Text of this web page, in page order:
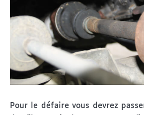
Pour le défaire vous devrez